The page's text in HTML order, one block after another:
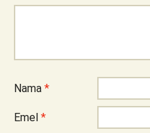
Nama *
Emel *